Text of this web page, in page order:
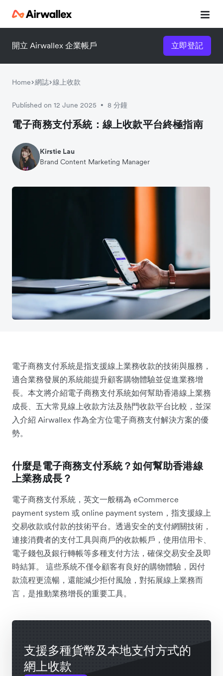
開立 Airwallex 企業帳戶 立即登記
Home 網誌 線上收款
Published on 12 June 2025 • 8 分鐘
電子商務支付系統：線上收款平台終極指南
Kirstie Lau
Brand Content Marketing Manager
電子商務支付系統是指支援線上業務收款的技術與服務，
適合業務發展的系統能提升顧客購物體驗並促進業務增
長。本文將介紹電子商務支付系統如何幫助香港線上業務
成長、五大常見線上收款方法及熱門收款平台比較，並深
入介紹 Airwallex 作為全方位電子商務支付解決方案的優
勢。
什麼是電子商務支付系統？如何幫助香港線
上業務成長？
電子商務支付系統，英文一般稱為 eCommerce
payment system 或 online payment system，指支援線上
交易收款或付款的技術平台。透過安全的支付網關技術，
連接消費者的支付工具與商戶的收款帳戶，使用信用卡、
電子錢包及銀行轉帳等多種支付方法，確保交易安全及即
時結算。 這些系統不僅令顧客有良好的購物體驗，因付
款流程更流暢，還能減少拒付風險，對拓展線上業務而
言，是推動業務增長的重要工具。
支援多種貨幣及本地支付方式的
網上收款